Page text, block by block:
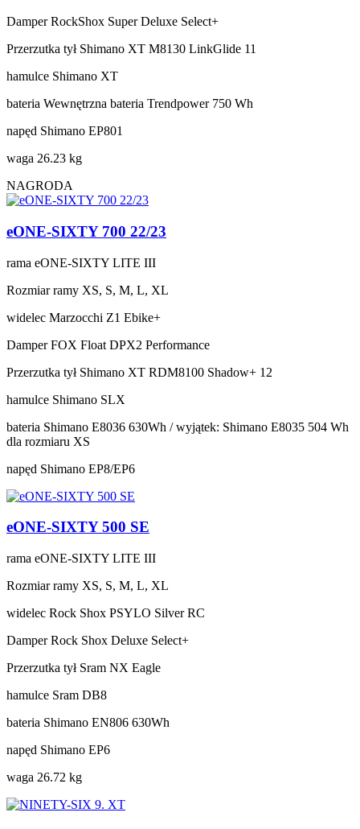
Damper RockShox Super Deluxe Select+
Przerzutka tył Shimano XT M8130 LinkGlide 11
hamulce Shimano XT
bateria Wewnętrzna bateria Trendpower 750 Wh
napęd Shimano EP801
waga 26.23 kg
NAGRODA
eONE-SIXTY 700 22/23
rama eONE-SIXTY LITE III
Rozmiar ramy XS, S, M, L, XL
widelec Marzocchi Z1 Ebike+
Damper FOX Float DPX2 Performance
Przerzutka tył Shimano XT RDM8100 Shadow+ 12
hamulce Shimano SLX
bateria Shimano E8036 630Wh / wyjątek: Shimano E8035 504 Wh
dla rozmiaru XS
napęd Shimano EP8/EP6
eONE-SIXTY 500 SE
rama eONE-SIXTY LITE III
Rozmiar ramy XS, S, M, L, XL
widelec Rock Shox PSYLO Silver RC
Damper Rock Shox Deluxe Select+
Przerzutka tył Sram NX Eagle
hamulce Sram DB8
bateria Shimano EN806 630Wh
napęd Shimano EP6
waga 26.72 kg